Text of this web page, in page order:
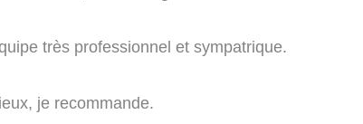
très professionnel et sympatrique.
je recommande.